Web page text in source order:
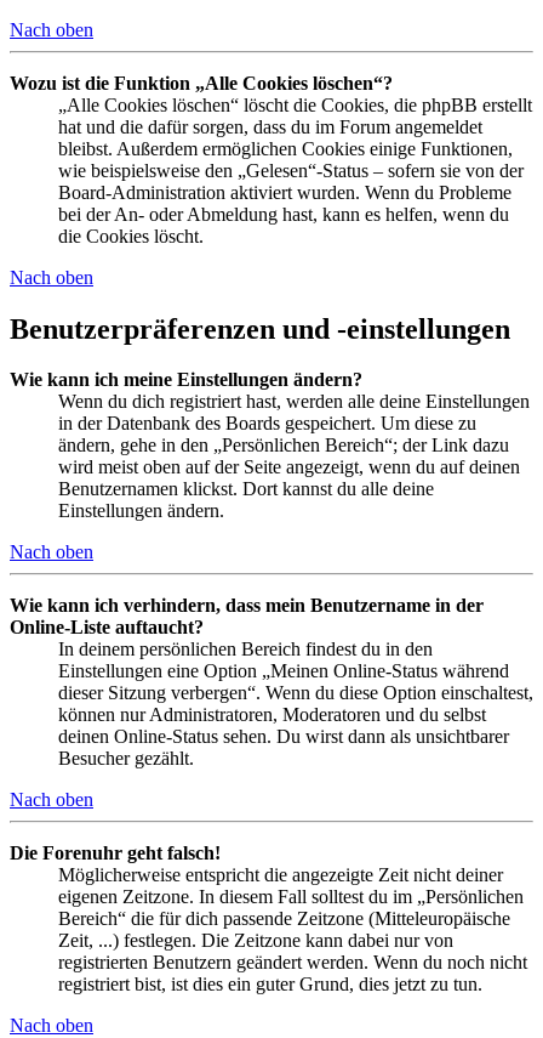
Nach oben
Wozu ist die Funktion „Alle Cookies löschen“?
„Alle Cookies löschen“ löscht die Cookies, die phpBB erstellt
hat und die dafür sorgen, dass du im Forum angemeldet
bleibst. Außerdem ermöglichen Cookies einige Funktionen,
wie beispielsweise den „Gelesen“-Status – sofern sie von der
Board-Administration aktiviert wurden. Wenn du Probleme
bei der An- oder Abmeldung hast, kann es helfen, wenn du
die Cookies löscht.
Nach oben
Benutzerpräferenzen und -einstellungen
Wie kann ich meine Einstellungen ändern?
Wenn du dich registriert hast, werden alle deine Einstellungen
in der Datenbank des Boards gespeichert. Um diese zu
ändern, gehe in den „Persönlichen Bereich“; der Link dazu
wird meist oben auf der Seite angezeigt, wenn du auf deinen
Benutzernamen klickst. Dort kannst du alle deine
Einstellungen ändern.
Nach oben
Wie kann ich verhindern, dass mein Benutzername in der
Online-Liste auftaucht?
In deinem persönlichen Bereich findest du in den
Einstellungen eine Option „Meinen Online-Status während
dieser Sitzung verbergen“. Wenn du diese Option einschaltest,
können nur Administratoren, Moderatoren und du selbst
deinen Online-Status sehen. Du wirst dann als unsichtbarer
Besucher gezählt.
Nach oben
Die Forenuhr geht falsch!
Möglicherweise entspricht die angezeigte Zeit nicht deiner
eigenen Zeitzone. In diesem Fall solltest du im „Persönlichen
Bereich“ die für dich passende Zeitzone (Mitteleuropäische
Zeit, ...) festlegen. Die Zeitzone kann dabei nur von
registrierten Benutzern geändert werden. Wenn du noch nicht
registriert bist, ist dies ein guter Grund, dies jetzt zu tun.
Nach oben